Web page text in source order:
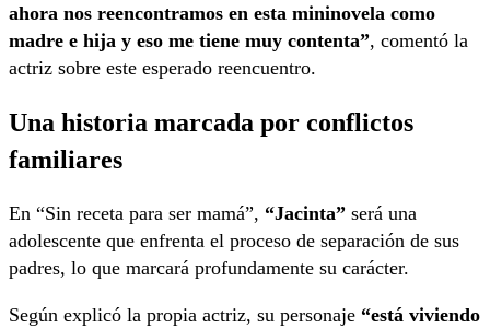
ahora nos reencontramos en esta mininovela como
madre e hija y eso me tiene muy contenta”, comentó la
actriz sobre este esperado reencuentro.
Una historia marcada por conflictos
familiares
En “Sin receta para ser mamá”, “Jacinta” será una
adolescente que enfrenta el proceso de separación de sus
padres, lo que marcará profundamente su carácter.
Según explicó la propia actriz, su personaje “está viviendo